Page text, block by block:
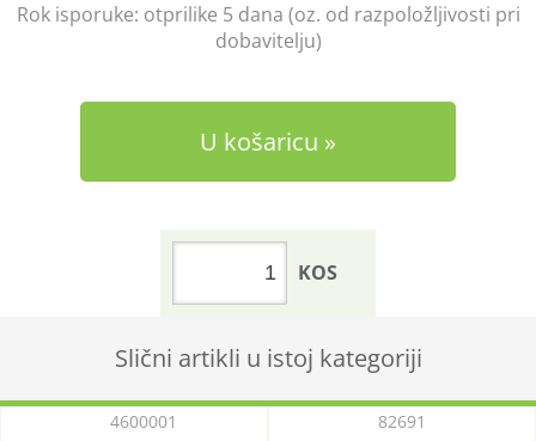
Rok isporuke: otprilike 5 dana (oz. od razpoložljivosti pri
dobavitelju)
U košaricu
KOS
Slični artikli u istoj kategoriji
4600001 82691